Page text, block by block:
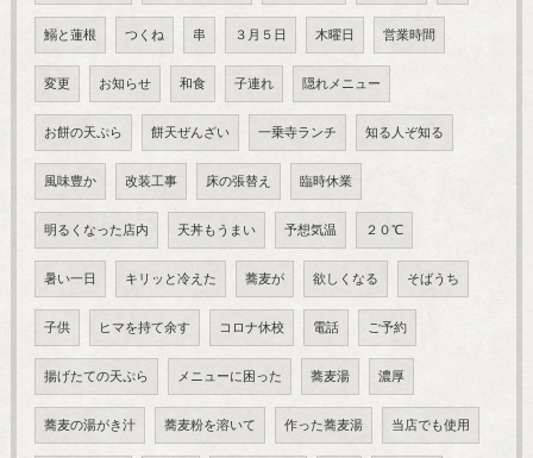
鰯と蓮根 つくね 串 ３月５日 木曜日 営業時間
変更 お知らせ 和食 子連れ 隠れメニュー
お餅の天ぷら 餅天ぜんざい 一乗寺ランチ 知る人ぞ知る
風味豊か 改装工事 床の張替え 臨時休業
明るくなった店内 天丼もうまい 予想気温 ２０℃
暑い一日 キリッと冷えた 蕎麦が 欲しくなる そばうち
子供 ヒマを持て余す コロナ休校 電話 ご予約
揚げたての天ぷら メニューに困った 蕎麦湯 濃厚
蕎麦の湯がき汁 蕎麦粉を溶いて 作った蕎麦湯 当店でも使用